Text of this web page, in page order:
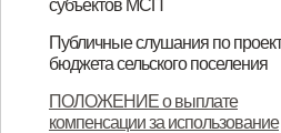
субъектов МСП
НПА
Вопрос-ответ
Имущество для бизнеса
Материалы корпорации
Коллегиальный орган
Публичные слушания по
бюджета сельского поселения
ИТОГОВЫЙ ДОКУМЕНТ
публичных слушаний по проекту
ПОЛОЖЕНИЕ о выплате
компенсации за использование